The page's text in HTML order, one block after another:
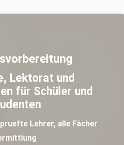
Lektorat und
für Schüler und
Lehrer, alle Fächer